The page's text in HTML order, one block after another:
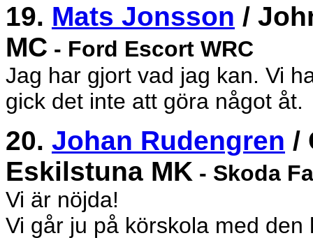
19. Mats Jonsson /
MC - Ford Escort WRC
Jag har gjort vad jag kan. Vi
gick det inte att göra något åt.
20. Johan Rudengren /
Eskilstuna MK - Skoda
Vi är nöjda!
Vi går ju på körskola med